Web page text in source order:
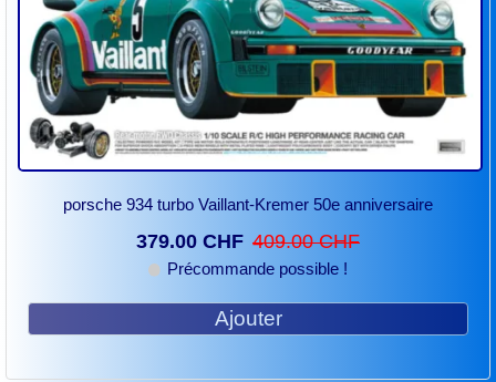
porsche 934 turbo Vaillant-Kremer 50e anniversaire
379.00 CHF 409.00 CHF
Précommande possible !
Ajouter